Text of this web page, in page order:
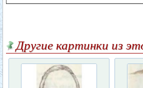
Другие картинки из